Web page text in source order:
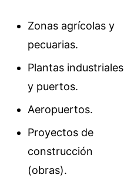
Zonas agrícolas y
pecuarias.
Plantas industriales
y puertos.
Aeropuertos.
Proyectos de
construcción
(obras).